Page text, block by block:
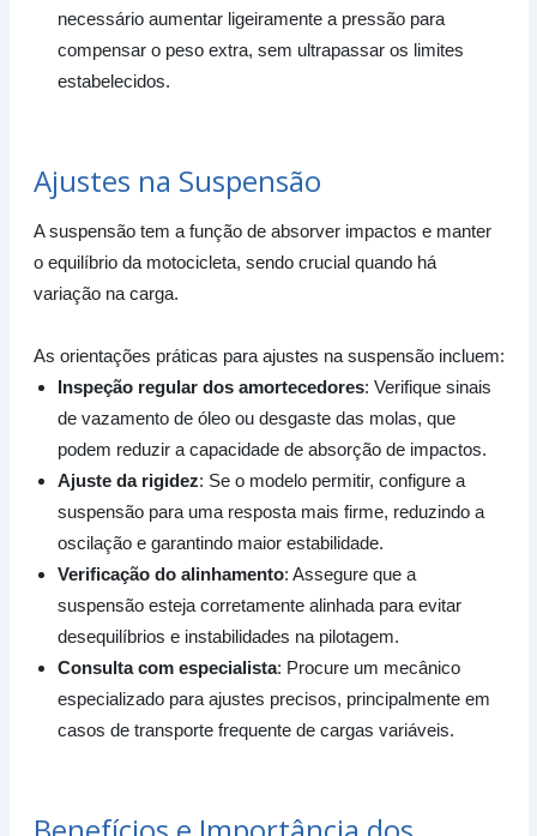
necessário aumentar ligeiramente a pressão para
compensar o peso extra, sem ultrapassar os limites
estabelecidos.
Ajustes na Suspensão
A suspensão tem a função de absorver impactos e manter
o equilíbrio da motocicleta, sendo crucial quando há
variação na carga.
As orientações práticas para ajustes na suspensão incluem:
Inspeção regular dos amortecedores: Verifique sinais
de vazamento de óleo ou desgaste das molas, que
podem reduzir a capacidade de absorção de impactos.
Ajuste da rigidez: Se o modelo permitir, configure a
suspensão para uma resposta mais firme, reduzindo a
oscilação e garantindo maior estabilidade.
Verificação do alinhamento: Assegure que a
suspensão esteja corretamente alinhada para evitar
desequilíbrios e instabilidades na pilotagem.
Consulta com especialista: Procure um mecânico
especializado para ajustes precisos, principalmente em
casos de transporte frequente de cargas variáveis.